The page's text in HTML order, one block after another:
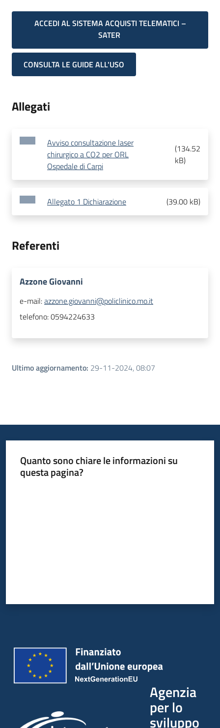
ACCEDI AL SISTEMA ACQUISTI TELEMATICI –
SATER
CONSULTA LE GUIDE ALL'USO
Allegati
Avviso consultazione laser
chirurgico a CO2 per ORL
Ospedale di Carpi
(134.52
kB)
Allegato 1 Dichiarazione (39.00 kB)
Referenti
Azzone Giovanni
e-mail:azzone.giovanni@policlinico.mo.it
telefono:0594224633
Ultimo aggiornamento: 29-11-2024, 08:07
Quanto sono chiare le informazioni su
questa pagina?
Agenzia
per lo
sviluppo